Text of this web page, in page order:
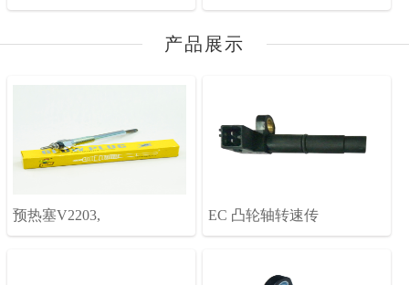
产品展示
预热塞V2203, EC 凸轮轴转速传